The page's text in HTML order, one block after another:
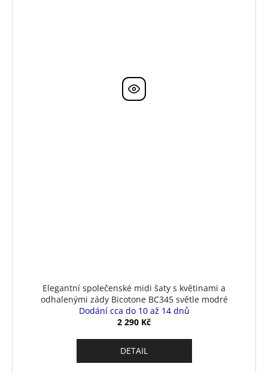
Elegantní společenské midi šaty s květinami a
odhalenými zády Bicotone BC345 světle modré
Dodání cca do 10 až 14 dnů
2 290 Kč
DETAIL